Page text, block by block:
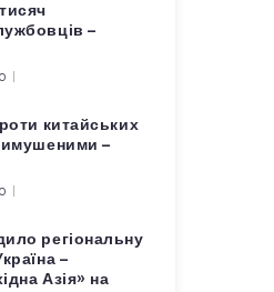
–
китайських
–
регіональну
–
Азія» на